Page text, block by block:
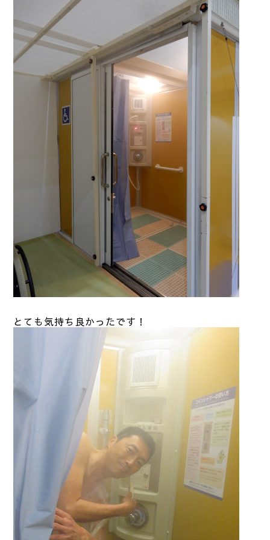
とても気持ち良かったです！